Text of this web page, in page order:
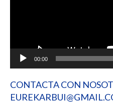
00:00
CONTACTA CON